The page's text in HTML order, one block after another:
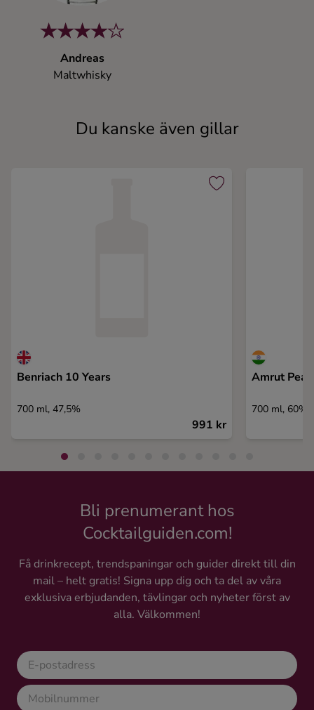
Andreas
Maltwhisky
Du kanske även gillar
Benriach 10 Years
700 ml, 47,5%
991 kr
Amrut
700 ml, 60%
Bli prenumerant hos
Cocktailguiden.com!
Få drinkrecept, trendspaningar och guider direkt till din
mail – helt gratis! Signa upp dig och ta del av våra
exklusiva erbjudanden, tävlingar och nyheter först av
alla. Välkommen!